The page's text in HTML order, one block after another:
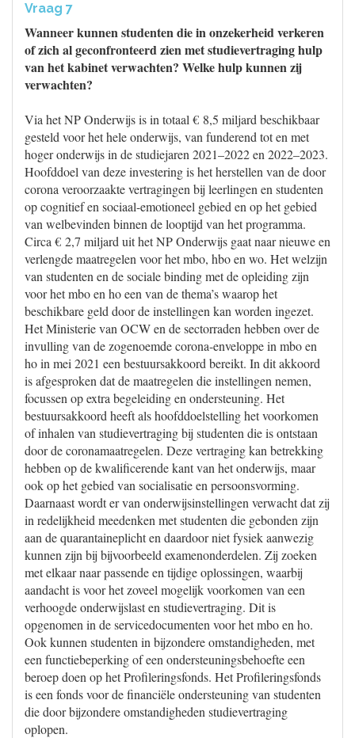
Vraag 7
Wanneer kunnen studenten die in onzekerheid verkeren
of zich al geconfronteerd zien met studievertraging hulp
van het kabinet verwachten? Welke hulp kunnen zij
verwachten?
Via het NP Onderwijs is in totaal € 8,5 miljard beschikbaar
gesteld voor het hele onderwijs, van funderend tot en met
hoger onderwijs in de studiejaren 2021–2022 en 2022–2023.
Hoofddoel van deze investering is het herstellen van de door
corona veroorzaakte vertragingen bij leerlingen en studenten
op cognitief en sociaal-emotioneel gebied en op het gebied
van welbevinden binnen de looptijd van het programma.
Circa € 2,7 miljard uit het NP Onderwijs gaat naar nieuwe en
verlengde maatregelen voor het mbo, hbo en wo. Het welzijn
van studenten en de sociale binding met de opleiding zijn
voor het mbo en ho een van de thema’s waarop het
beschikbare geld door de instellingen kan worden ingezet.
Het Ministerie van OCW en de sectorraden hebben over de
invulling van de zogenoemde corona-enveloppe in mbo en
ho in mei 2021 een bestuursakkoord bereikt. In dit akkoord
is afgesproken dat de maatregelen die instellingen nemen,
focussen op extra begeleiding en ondersteuning. Het
bestuursakkoord heeft als hoofddoelstelling het voorkomen
of inhalen van studievertraging bij studenten die is ontstaan
door de coronamaatregelen. Deze vertraging kan betrekking
hebben op de kwalificerende kant van het onderwijs, maar
ook op het gebied van socialisatie en persoonsvorming.
Daarnaast wordt er van onderwijsinstellingen verwacht dat zij
in redelijkheid meedenken met studenten die gebonden zijn
aan de quarantaineplicht en daardoor niet fysiek aanwezig
kunnen zijn bij bijvoorbeeld examenonderdelen. Zij zoeken
met elkaar naar passende en tijdige oplossingen, waarbij
aandacht is voor het zoveel mogelijk voorkomen van een
verhoogde onderwijslast en studievertraging. Dit is
opgenomen in de servicedocumenten voor het mbo en ho.
Ook kunnen studenten in bijzondere omstandigheden, met
een functiebeperking of een ondersteuningsbehoefte een
beroep doen op het Profileringsfonds. Het Profileringsfonds
is een fonds voor de financiële ondersteuning van studenten
die door bijzondere omstandigheden studievertraging
oplopen.